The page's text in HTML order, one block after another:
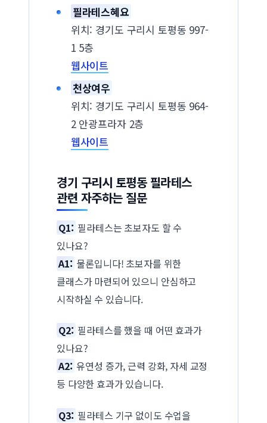
필라테스혜요
위치: 경기도 구리시 토평동 997-
1 5층
웹사이트
천상여우
위치: 경기도 구리시 토평동 964-
2 안광프라자 2층
웹사이트
경기 구리시 토평동 필라테스
관련 자주하는 질문
Q1: 필라테스는 초보자도 할 수
있나요?
A1: 물론입니다! 초보자를 위한
클래스가 마련되어 있으니 안심하고
시작하실 수 있습니다.
Q2: 필라테스를 했을 때 어떤 효과가
있나요?
A2: 유연성 증가, 근력 강화, 자세 교정
등 다양한 효과가 있습니다.
Q3: 필라테스 기구 없이도 수업을